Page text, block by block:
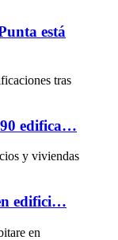
está
90 edifica…
edifici…